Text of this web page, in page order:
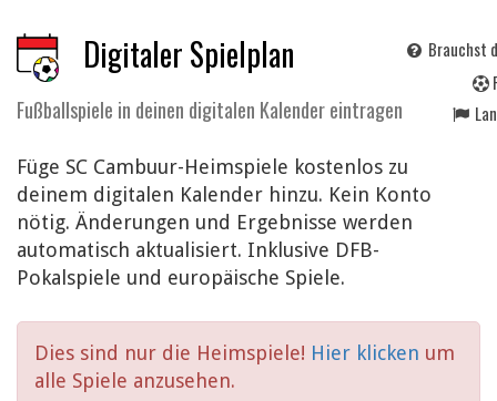
Digitaler Spielplan
Fußballspiele in deinen digitalen Kalender eintragen
Brauchst
Füge SC Cambuur-Heimspiele kostenlos zu
deinem digitalen Kalender hinzu. Kein Konto
nötig. Änderungen und Ergebnisse werden
automatisch aktualisiert. Inklusive DFB-
Pokalspiele und europäische Spiele.
Dies sind nur die Heimspiele! Hier klicken um
alle Spiele anzusehen.